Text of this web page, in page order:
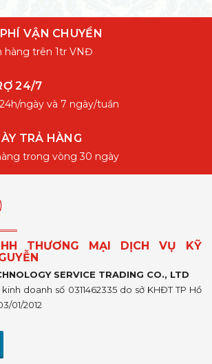
VẬN CHUYỂN
hàng trên 1tr VNĐ
24/7
ngày và 7 ngày/tuần
TRẢ HÀNG
trong vòng 30 ngày
THƯƠNG MẠI DỊCH VỤ KỸ
SERVICE TRADING CO., LTD
doanh số 0311462335 do sở KHĐT TP Hồ
01/2012